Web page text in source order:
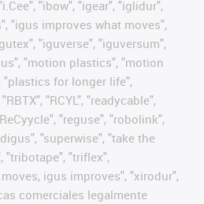
"ibow", "igear", "iglidur",
"igus improves what moves",
"iguverse", "iguversum",
"motion plastics", "motion
for longer life",
"RCYL", "readycable",
"reguse", "robolink",
"superwise", "take the
"tribotape", "triflex",
igus improves", "xirodur",
comerciales legalmente